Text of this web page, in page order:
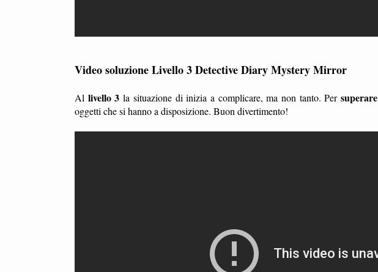
Video soluzione Livello 3 Detective Diary Mystery Mirror
Al livello 3 la situazione di inizia a complicare, ma non tanto. Persuperare
oggetti che si hanno a disposizione. Buon divertimento!